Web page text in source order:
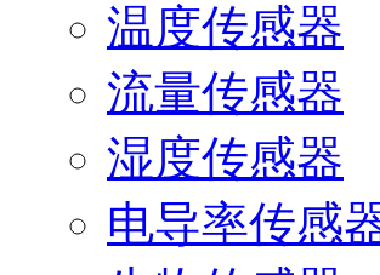
温度传感器
流量传感器
湿度传感器
电导率传感